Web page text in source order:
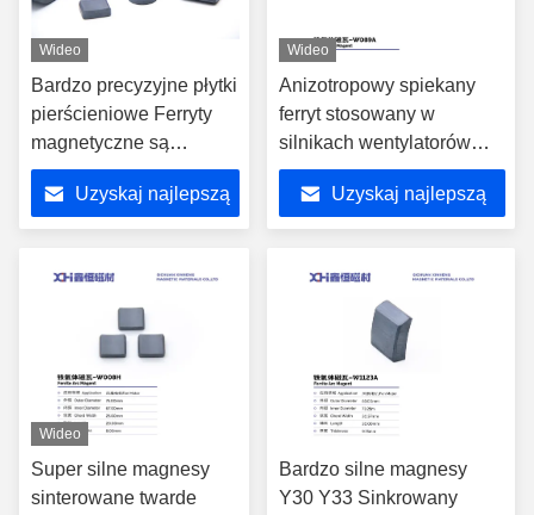
Wideo
Bardzo precyzyjne płytki
pierścieniowe Ferryty
magnetyczne są
używane w różnych
silnikachUzyskaj najlepszą
Wideo
Anizotropowy spiekany
ferryt stosowany w
silnikach wentylatorów
W089A
Uzyskaj najlepszą
Wideo
Super silne magnesy
sinterowane twarde
Bardzo silne magnesy
Y30 Y33 Sinkrowany